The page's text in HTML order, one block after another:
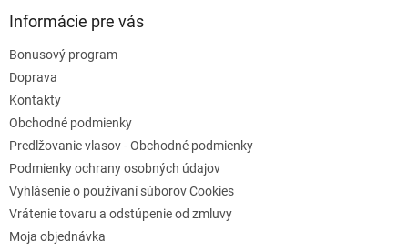
Informácie pre vás
Bonusový program
Doprava
Kontakty
Obchodné podmienky
Predlžovanie vlasov - Obchodné podmienky
Podmienky ochrany osobných údajov
Vyhlásenie o používaní súborov Cookies
Vrátenie tovaru a odstúpenie od zmluvy
Moja objednávka